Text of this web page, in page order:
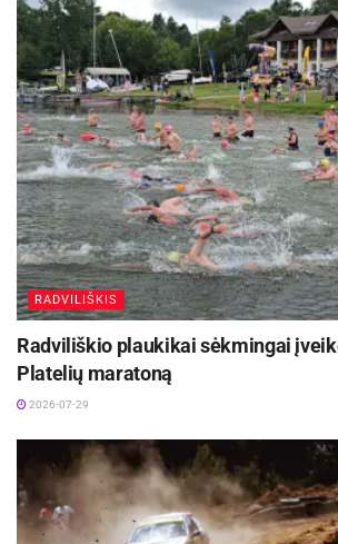
RADVILIŠKIS
Radviliškio plaukikai sėkmingai
Platelių maratoną
2026-07-29